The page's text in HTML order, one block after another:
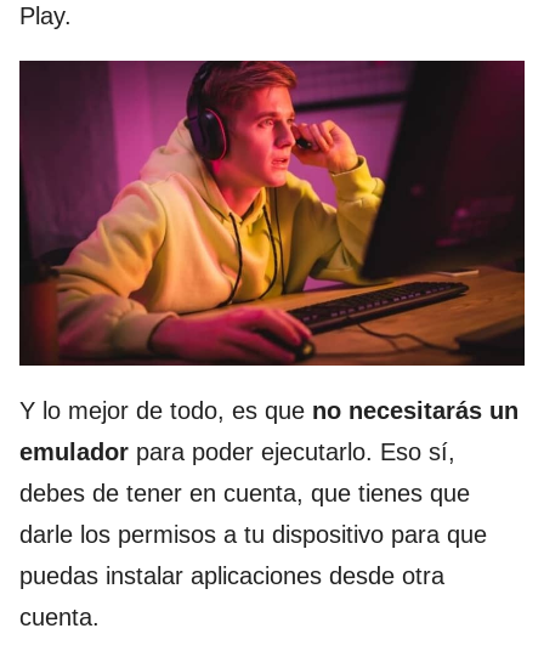
Play.
Y lo mejor de todo, es que no necesitarás un
emulador para poder ejecutarlo. Eso sí,
debes de tener en cuenta, que tienes que
darle los permisos a tu dispositivo para que
puedas instalar aplicaciones desde otra
cuenta.